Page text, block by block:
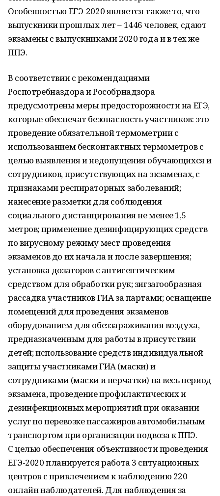
Особенностью ЕГЭ-2020 является также то, что
выпускники прошлых лет – 1446 человек, сдают
экзамены с выпускниками 2020 года и в тех же
ППЭ.
В соответствии с рекомендациями
Роспотребназдора и Рособрнадзора
предусмотрены меры предосторожности на ЕГЭ,
которые обеспечат безопасность участников: это
проведение обязательной термометрии с
использованием бесконтактных термометров с
целью выявления и недопущения обучающихся и
сотрудников, присутствующих на экзаменах, с
признаками респираторных заболеваний;
нанесение разметки для соблюдения
социального дистанцирования не менее 1,5
метров; применение дезинфицирующих средств
по вирусному режиму мест проведения
экзаменов до их начала и после завершения;
установка дозаторов с антисептическим
средством для обработки рук; зигзагообразная
рассадка участников ГИА за партами; оснащение
помещений для проведения экзаменов
оборудованием для обеззараживания воздуха,
предназначенным для работы в присутствии
детей; использование средств индивидуальной
защиты участниками ГИА (маски) и
сотрудниками (маски и перчатки) на весь период
экзамена, проведение профилактических и
дезинфекционных мероприятий при оказании
услуг по перевозке пассажиров автомобильным
транспортом при организации подвоза к ППЭ.
С целью обеспечения объективности проведения
ЕГЭ-2020 планируется работа 3 ситуационных
центров с привлечением к наблюдению 220
онлайн наблюдателей. Для наблюдения за